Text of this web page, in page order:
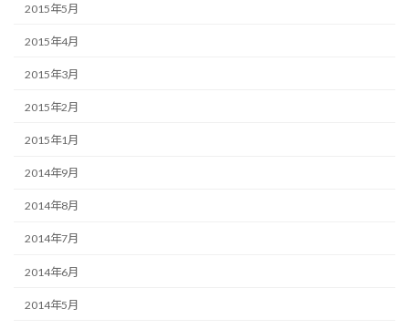
2015年5月
2015年4月
2015年3月
2015年2月
2015年1月
2014年9月
2014年8月
2014年7月
2014年6月
2014年5月